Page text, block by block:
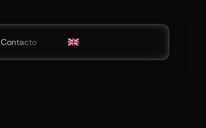
Contacto